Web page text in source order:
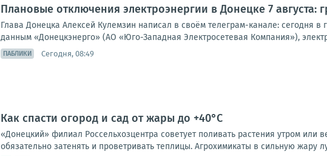
Плановые отключения электроэнергии в Донецке 7 августа:
Глава Донецка Алексей Кулемзин написал в своём телеграм-канале: сегодня
данным «Донецкэнерго» (АО «Юго-Западная Электросетевая Компания»),
ПАБЛИКИ Сегодня, 08:49
Как спасти огород и сад от жары до +40°C
«Донецкий» филиал Россельхозцентра советует поливать растения утром
обязательно затенять и проветривать теплицы. Агрохимикаты в сильную жару